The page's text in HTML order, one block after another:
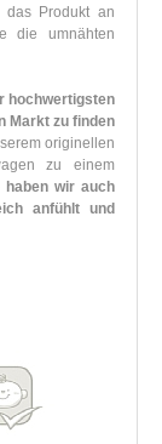
Produkt an
die umnähten
hochwertigsten
Markt zu finden
originellen
zu einem
wir auch
anfühlt und